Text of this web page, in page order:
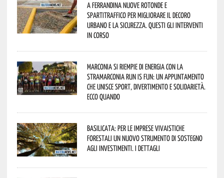
A Ferrandina nuove rotonde e
spartitraffico per migliorare il decoro
urbano e la sicurezza. Questi gli interventi
in corso
Marconia si riempie di energia con la
StraMarconia Run is Fun: un appuntamento
che unisce sport, divertimento e solidarietà.
Ecco quando
Basilicata: per le imprese vivaistiche
forestali un nuovo strumento di sostegno
agli investimenti. I dettagli